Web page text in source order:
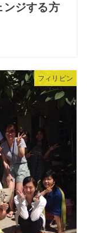
ンジする方
フィリピン